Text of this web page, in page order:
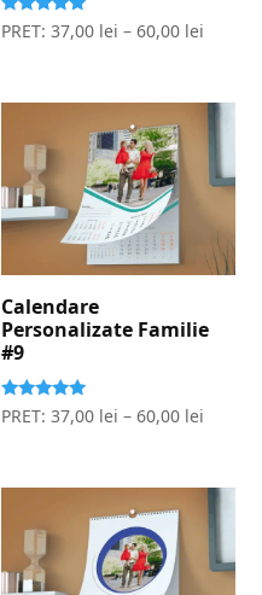
Evaluat la
5.00
PRET:37,00 lei –60,00 lei
Calendare
Personalizate Familie
#9
Evaluat la
5.00
PRET:37,00 lei –60,00 lei